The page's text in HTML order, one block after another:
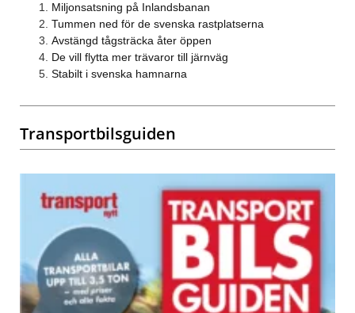
Miljonsatsning på Inlandsbanan
Tummen ned för de svenska rastplatserna
Avstängd tågsträcka åter öppen
De vill flytta mer trävaror till järnväg
Stabilt i svenska hamnarna
Transportbilsguiden